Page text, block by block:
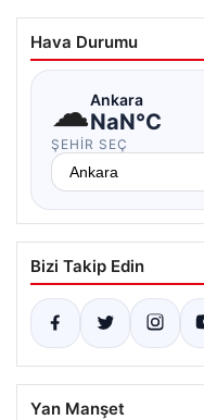
Hava Durumu
☁Ankara
NaN°C
ŞEHIR SEÇ
Bizi Takip Edin
Yan Manşet